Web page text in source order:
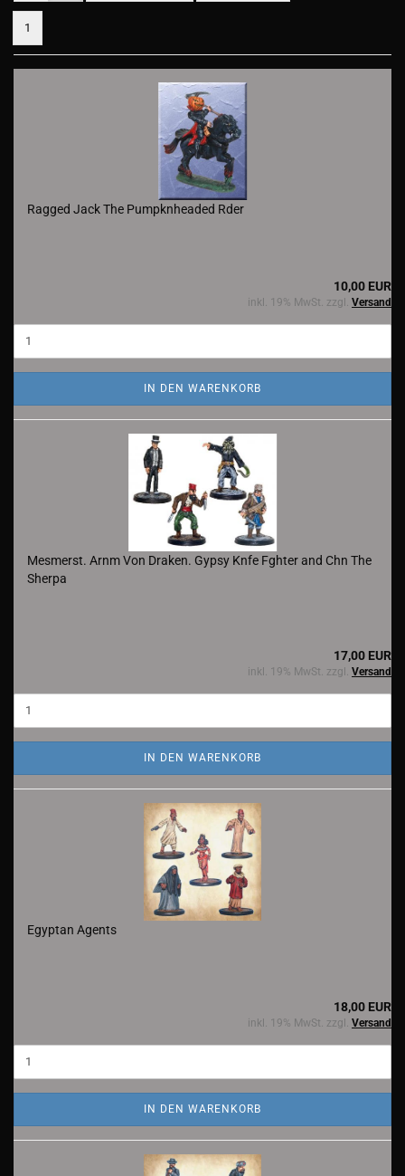
1
Ragged Jack The Pumpknheaded Rder
10,00 EUR
inkl. 19% MwSt. zzgl. Versand
IN DEN WARENKORB
Mesmerst. Arnm Von Draken. Gypsy Knfe Fghter and Chn The
Sherpa
17,00 EUR
inkl. 19% MwSt. zzgl. Versand
IN DEN WARENKORB
Egyptan Agents
18,00 EUR
inkl. 19% MwSt. zzgl. Versand
IN DEN WARENKORB